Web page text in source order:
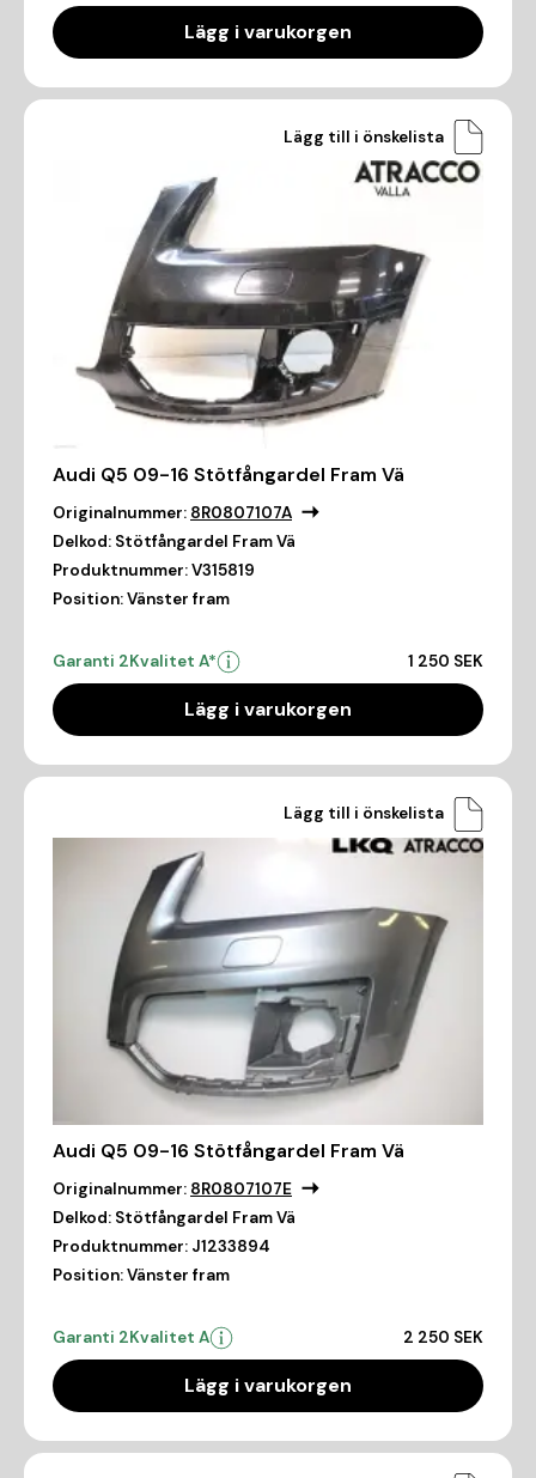
Lägg i varukorgen
Lägg till i önskelista
Audi Q5 09-16 Stötfångardel Fram Vä
Originalnummer: 8R0807107A
Delkod: Stötfångardel Fram Vä
Produktnummer:V315819
Position:Vänster fram
Garanti 2Kvalitet A* 1 250 SEK
Lägg i varukorgen
Lägg till i önskelista
Audi Q5 09-16 Stötfångardel Fram Vä
Originalnummer: 8R0807107E
Delkod: Stötfångardel Fram Vä
Produktnummer: J1233894
Position:Vänster fram
Garanti 2Kvalitet A 2 250 SEK
Lägg i varukorgen